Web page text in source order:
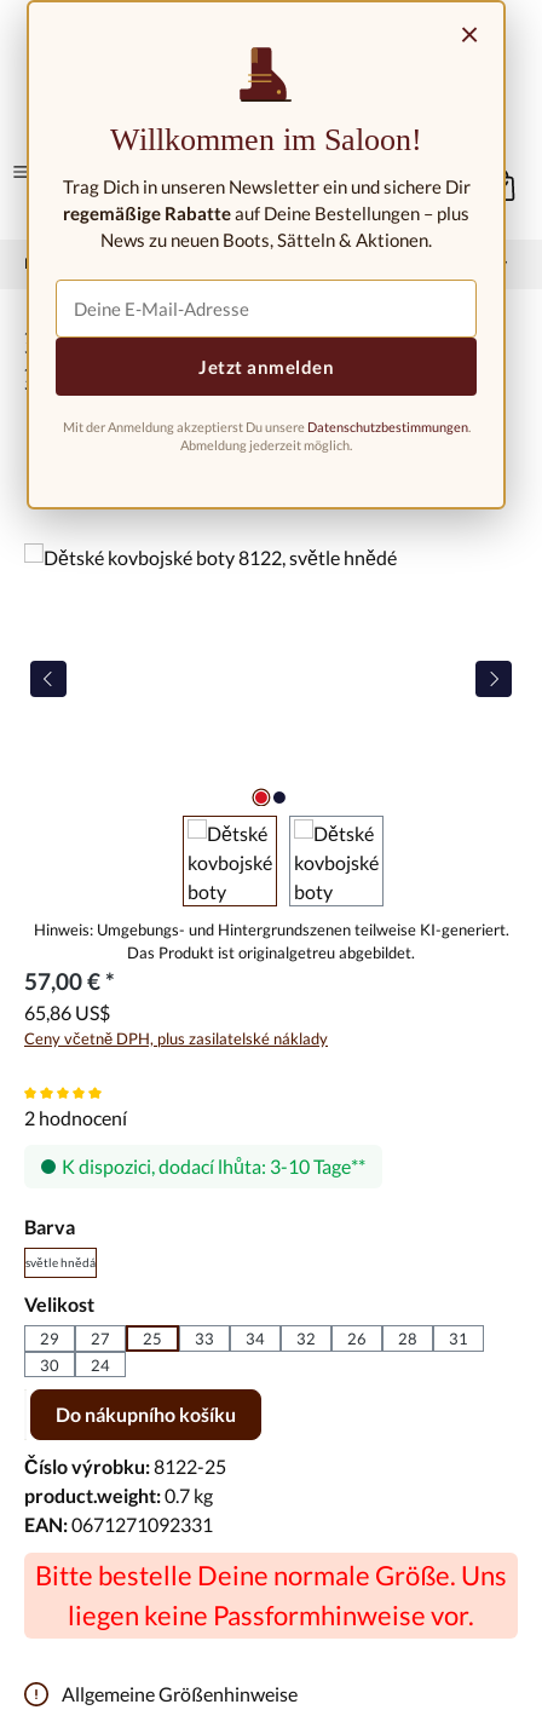
Domů Dětské westernové boty
Dětské kovbojské boty 8122, světle
hnědé
Přeskočit galerii obrázků
57,00 € *
65,86 US$
Ceny včetně DPH, plus zasilatelské náklady
Průměrné hodnocení 5 z 5 hvězd
2 hodnocení
K dispozici, dodací lhůta: 3-10 Tage
Vyberte
Barva
světle hnědá
Vyberte
Velikost
29 27 25 33 34 32 26 28
31
30
24
Množství produktu: Zadejte požadované množství nebo pomocí
Do nákupního košíku
Číslo výrobku:8122-25
product.weight:0.7 kg
EAN:0671271092331
Bitte bestelle Deine normale Größe. Uns
liegen keine Passformhinweise vor.
Allgemeine Größenhinweise
×
Willkommen im Saloon!
Trag Dich in unseren Newsletter ein und sichere Dir
regemäßige Rabatteauf Deine Bestellungen – plus
News zu neuen Boots, Sätteln & Aktionen.
Jetzt anmelden
Mit der Anmeldung akzeptierst Du unsere Datenschutzbestimmungen.
Abmeldung jederzeit möglich.